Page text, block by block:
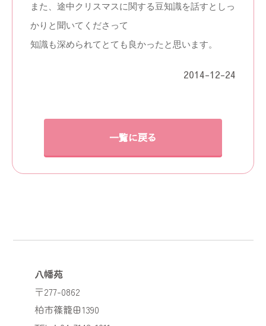
また、途中クリスマスに関する豆知識を話すとしっ
かりと聞いてくださって
知識も深められてとても良かったと思います。
2014-12-24
一覧に戻る
八幡苑
〒277-0862
柏市篠籠田1390